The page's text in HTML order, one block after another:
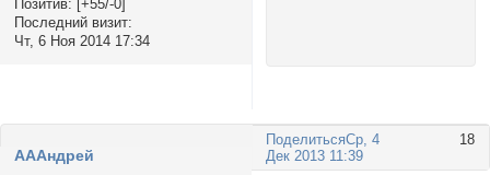
Позитив: [+55/-0]
Последний визит:
Чт, 6 Ноя 2014 17:34
Поделиться 18
Ср, 4
Дек 2013 11:39
АААндрей